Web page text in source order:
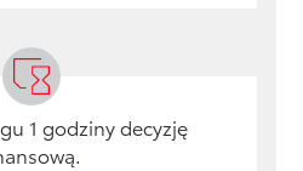
1 godziny decyzję